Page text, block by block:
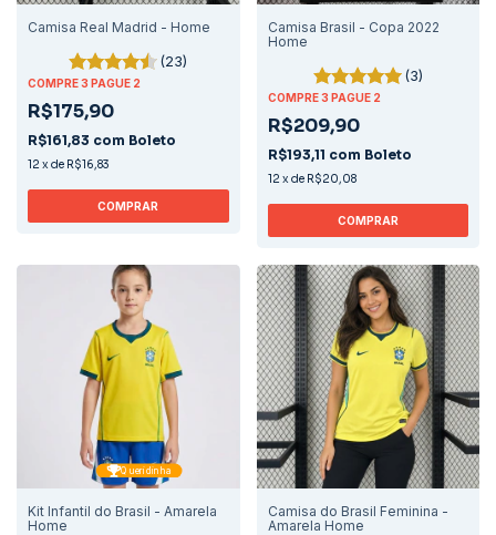
Camisa Real Madrid - Home
(23)
COMPRE 3 PAGUE 2
R$175,90
R$161,83 com Boleto
12 xde R$16,83
COMPRAR
Camisa Brasil - Copa 2022
Home
(3)
COMPRE 3 PAGUE 2
R$209,90
R$193,11 com Boleto
12 xde R$20,08
COMPRAR
Queridinha
Kit Infantil do Brasil - Amarela
Home
Camisa do Brasil Feminina -
Amarela Home